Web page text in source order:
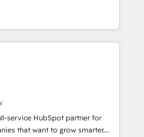
Agency of the Year 🏆2016
HubSpot Impact Award 🏆2015
Award 🏆2014 HubSpot
🏆2013 HubSpot Marketplace
in 1997
streamline operations, scale
the full potential of HubSpot.
and industry expertise, we fuse
and AI innovation to deliver
• Onboarding for
& Content Hubs • AI voice
automation, and smart
+ HubSpot integration •
sales enablement • Website
• ERP integration: SAP,
service HubSpot partner for
that want to grow smarter.